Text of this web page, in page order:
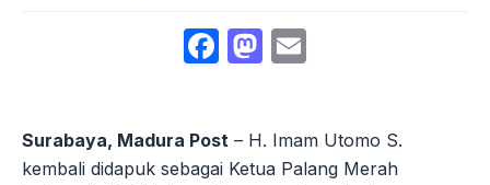
Facebook
Mastodon
Surabaya, Madura Post – H. Imam Utomo S.
kembali didapuk sebagai Ketua Palang Merah